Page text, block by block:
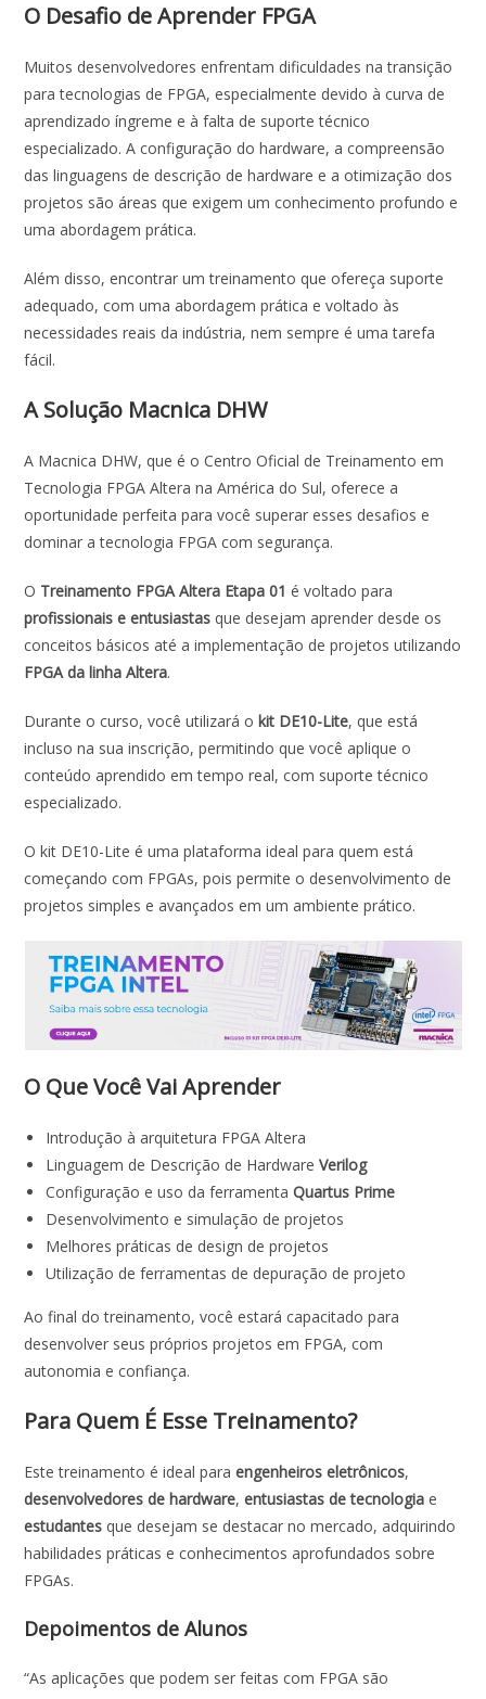
O Desafio de Aprender FPGA
Muitos desenvolvedores enfrentam dificuldades na transição
para tecnologias de FPGA, especialmente devido à curva de
aprendizado íngreme e à falta de suporte técnico
especializado. A configuração do hardware, a compreensão
das linguagens de descrição de hardware e a otimização dos
projetos são áreas que exigem um conhecimento profundo e
uma abordagem prática.
Além disso, encontrar um treinamento que ofereça suporte
adequado, com uma abordagem prática e voltado às
necessidades reais da indústria, nem sempre é uma tarefa
fácil.
A Solução Macnica DHW
A Macnica DHW, que é o Centro Oficial de Treinamento em
Tecnologia FPGA Altera na América do Sul, oferece a
oportunidade perfeita para você superar esses desafios e
dominar a tecnologia FPGA com segurança.
O Treinamento FPGA Altera Etapa 01 é voltado para
profissionais e entusiastas que desejam aprender desde os
conceitos básicos até a implementação de projetos utilizando
FPGA da linha Altera.
Durante o curso, você utilizará okit DE10-Lite, que está
incluso na sua inscrição, permitindo que você aplique o
conteúdo aprendido em tempo real, com suporte técnico
especializado.
O kit DE10-Lite é uma plataforma ideal para quem está
começando com FPGAs, pois permite o desenvolvimento de
projetos simples e avançados em um ambiente prático.
O Que Você Vai Aprender
Introdução à arquitetura FPGA Altera
Linguagem de Descrição de HardwareVerilog
Configuração e uso da ferramentaQuartus Prime
Desenvolvimento e simulação de projetos
Melhores práticas de design de projetos
Utilização de ferramentas de depuração de projeto
Ao final do treinamento, você estará capacitado para
desenvolver seus próprios projetos em FPGA, com
autonomia e confiança.
Para Quem É Esse Treinamento?
Este treinamento é ideal paraengenheiros eletrônicos,
desenvolvedores de hardware,entusiastas de tecnologia e
estudantes que desejam se destacar no mercado, adquirindo
habilidades práticas e conhecimentos aprofundados sobre
FPGAs.
Depoimentos de Alunos
“As aplicações que podem ser feitas com FPGA são